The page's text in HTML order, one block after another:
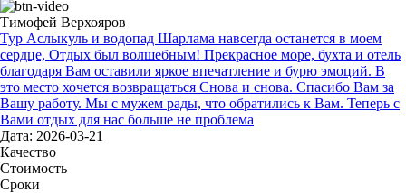
Тимофей Верхояров
Тур Аслыкуль и водопад Шарлама навсегда останется в моем
сердце, Отдых был волшебным! Прекрасное море, бухта и отель
благодаря Вам оставили яркое впечатление и бурю эмоций. В
это место хочется возвращаться Снова и снова. Спасибо Вам за
Вашу работу. Мы с мужем рады, что обратились к Вам. Теперь с
Вами отдых для нас больше не проблема
Дата: 2026-03-21
Качество
Стоимость
Сроки